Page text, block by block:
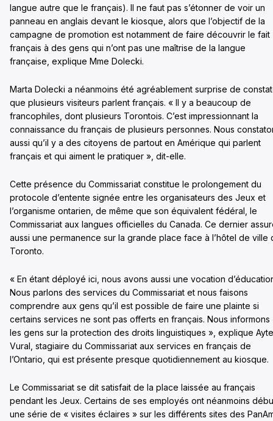
langue autre que le français). Il ne faut pas s’étonner de voir un
panneau en anglais devant le kiosque, alors que l’objectif de la
campagne de promotion est notamment de faire découvrir le fait
français à des gens qui n’ont pas une maîtrise de la langue
française, explique Mme Dolecki.
Marta Dolecki a néanmoins été agréablement surprise de
que plusieurs visiteurs parlent français. « Il y a beaucoup de
francophiles, dont plusieurs Torontois. C’est impressionnant la
connaissance du français de plusieurs personnes. Nous
aussi qu’il y a des citoyens de partout en Amérique qui parlent
français et qui aiment le pratiquer », dit-elle.
Cette présence du Commissariat constitue le prolongement du
protocole d’entente signée entre les organisateurs des Jeux et
l’organisme ontarien, de même que son équivalent fédéral, le
Commissariat aux langues officielles du Canada. Ce dernier
aussi une permanence sur la grande place face à l’hôtel de ville
Toronto.
« En étant déployé ici, nous avons aussi une vocation
Nous parlons des services du Commissariat et nous faisons
comprendre aux gens qu’il est possible de faire une plainte si
certains services ne sont pas offerts en français. Nous informons
les gens sur la protection des droits linguistiques », explique
Vural, stagiaire du Commissariat aux services en français de
l’Ontario, qui est présente presque quotidiennement au kiosque.
Le Commissariat se dit satisfait de la place laissée au français
pendant les Jeux. Certains de ses employés ont néanmoins
une série de « visites éclaires » sur les différents sites des